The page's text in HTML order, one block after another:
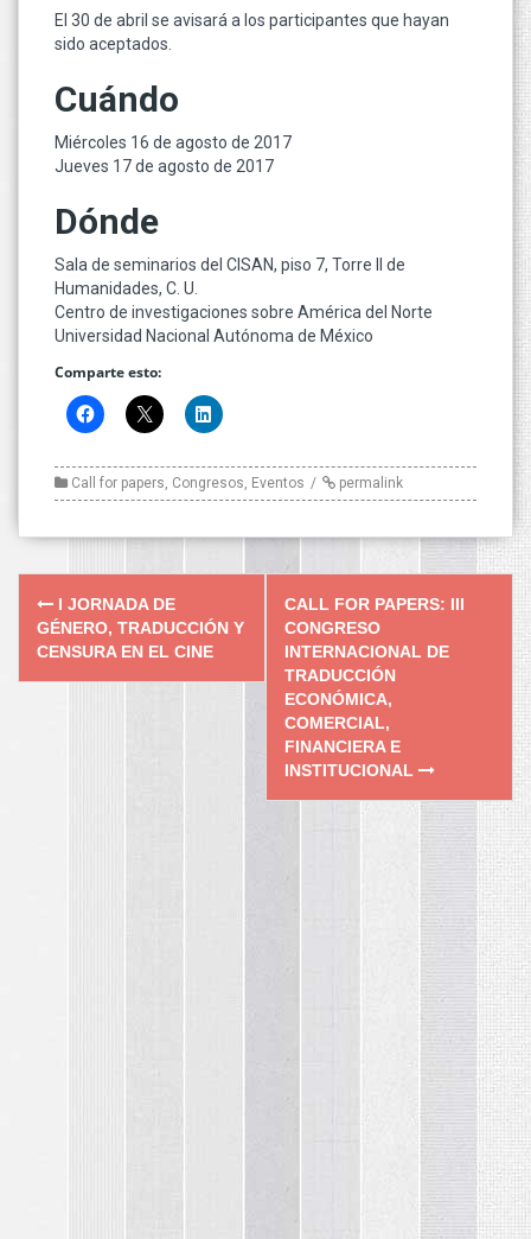
El 30 de abril se avisará a los participantes que hayan
sido aceptados.
Cuándo
Miércoles 16 de agosto de 2017
Jueves 17 de agosto de 2017
Dónde
Sala de seminarios del CISAN, piso 7, Torre II de
Humanidades, C. U.
Centro de investigaciones sobre América del Norte
Universidad Nacional Autónoma de México
Comparte esto:
Call for papers, Congresos, Eventos permalink
Post
navigation
I JORNADA DE
GÉNERO, TRADUCCIÓN Y
CENSURA EN EL CINE
CALL FOR PAPERS: III
CONGRESO
INTERNACIONAL DE
TRADUCCIÓN
ECONÓMICA,
COMERCIAL,
FINANCIERA E
INSTITUCIONAL